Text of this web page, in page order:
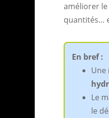
améliorer
quantités…
En bref :
Une
Le
le